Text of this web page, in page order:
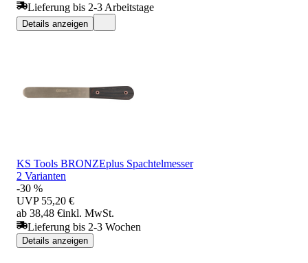
Lieferung bis 2-3 Arbeitstage
Details anzeigen
KS Tools BRONZEplus Spachtelmesser
2 Varianten
-30 %
UVP 55,20 €
ab 38,48 €inkl. MwSt.
Lieferung bis 2-3 Wochen
Details anzeigen